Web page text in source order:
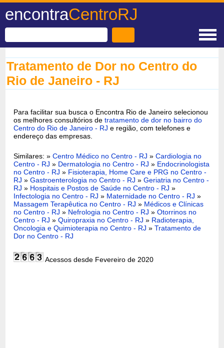
encontraCentroRJ
Tratamento de Dor no Centro do
Rio de Janeiro - RJ
Para facilitar sua busca o Encontra Rio de Janeiro selecionou
os melhores consultórios detratamento de dor no bairro do
Centro do Rio de Janeiro - RJ e região, com telefones e
endereço das empresas.
Similares: »Centro Médico no Centro - RJ »Cardiologia no
Centro - RJ » Dermatologia no Centro - RJ » Endocrinologista
no Centro - RJ » Fisioterapia, Home Care e PRG no Centro -
RJ »Gastroenterologia no Centro - RJ »Geriatria no Centro -
RJ » Hospitais e Postos de Saúde no Centro - RJ»
Infectologia no Centro - RJ » Maternidade no Centro - RJ »
Massagem Terapêutica no Centro - RJ » Médicos e Clínicas
no Centro - RJ » Nefrologia no Centro - RJ »Otorrinos no
Centro - RJ »Quiropraxia no Centro - RJ » Radioterapia,
Oncologia e Quimioterapia no Centro - RJ »Tratamento de
Dor no Centro - RJ
Acessos desde Fevereiro de 2020